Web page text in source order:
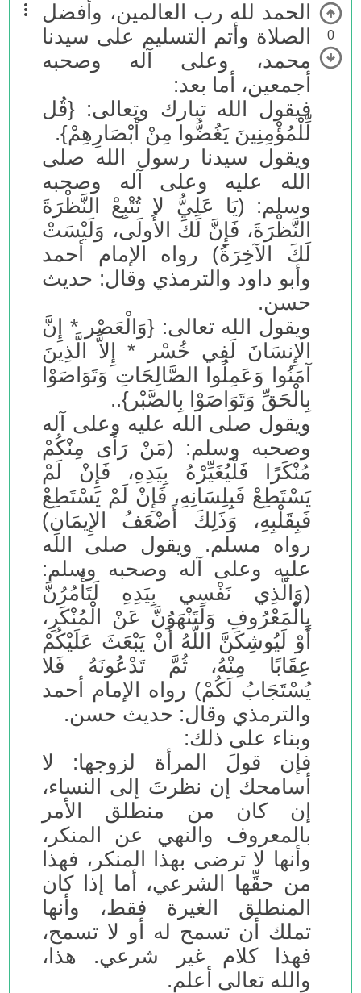
0
الحمد لله رب العالمين، وأفضل
الصلاة وأتم التسليم على سيدنا
محمد، وعلى آله وصحبه
أجمعين، أما بعد:
فيقول الله تبارك وتعالى: {قُل
لِّلْمُؤْمِنِينَ يَغُضُّوا مِنْ أَبْصَارِهِمْ}.
ويقول سيدنا رسول الله صلى
الله عليه وعلى آله وصحبه
وسلم: (يَا عَلِيُّ لا تُتْبِعْ النَّظْرَةَ
النَّظْرَةَ، فَإِنَّ لَكَ الأُولَى، وَلَيْسَتْ
لَكَ الآخِرَةُ) رواه الإمام أحمد
وأبو داود والترمذي وقال: حديث
حسن.
ويقول الله تعالى: {وَالْعَصْر * إِنَّ
الإِنسَانَ لَفِي خُسْر * إِلاَّ الَّذِينَ
آمَنُوا وَعَمِلُوا الصَّالِحَاتِ وَتَوَاصَوْا
بِالْحَقِّ وَتَوَاصَوْا بِالصَّبْر}..
ويقول صلى الله عليه وعلى آله
وصحبه وسلم: (مَنْ رَأَى مِنْكُمْ
مُنْكَرًا فَلْيُغَيِّرْهُ بِيَدِهِ، فَإِنْ لَمْ
يَسْتَطِعْ فَبِلِسَانِهِ، فَإِنْ لَمْ يَسْتَطِعْ
فَبِقَلْبِهِ، وَذَلِكَ أَضْعَفُ الإِيمَانِ)
رواه مسلم. ويقول صلى الله
عليه وعلى آله وصحبه وسلم:
(وَالَّذِي نَفْسِي بِيَدِهِ لَتَأْمُرُنَّ
بِالْمَعْرُوفِ وَلَتَنْهَوُنَّ عَنْ الْمُنْكَرِ،
أَوْ لَيُوشِكَنَّ اللَّهُ أَنْ يَبْعَثَ عَلَيْكُمْ
عِقَابًا مِنْهُ، ثُمَّ تَدْعُونَهُ فَلا
يُسْتَجَابُ لَكُمْ) رواه الإمام أحمد
والترمذي وقال: حديث حسن.
وبناء على ذلك:
فإن قولَ المرأة لزوجها: لا
أسامحك إن نظرتَ إلى النساء،
إن كان من منطلق الأمر
بالمعروف والنهي عن المنكر،
وأنها لا ترضى بهذا المنكر، فهذا
من حقِّها الشرعي، أما إذا كان
المنطلق الغيرة فقط، وأنها
تملك أن تسمح له أو لا تسمح،
فهذا كلام غير شرعي. هذا،
والله تعالى أعلم.